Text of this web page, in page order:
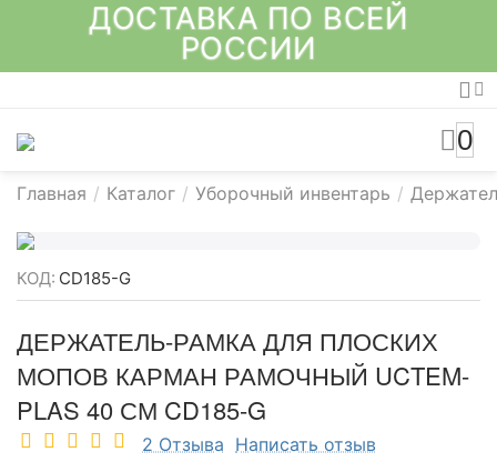
ДОСТАВКА ПО ВСЕЙ
РОССИИ
0
Главная / Каталог / Уборочный инвентарь /
КОД: CD185-G
ДЕРЖАТЕЛЬ-РАМКА ДЛЯ ПЛОСКИХ
МОПОВ КАРМАН РАМОЧНЫЙ UCTEM-
PLAS 40 СМ CD185-G
2 Отзыва Написать отзыв